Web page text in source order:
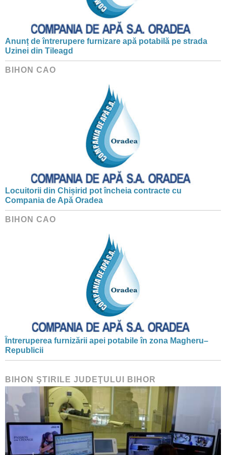
Anunț de întrerupere furnizare apă potabilă pe strada
Uzinei din Tileagd
BIHON CAO
Locuitorii din Chișirid pot încheia contracte cu
Compania de Apă Oradea
BIHON CAO
Întreruperea furnizării apei potabile în zona Magheru–
Republicii
BIHON ŞTIRILE JUDEŢULUI BIHOR